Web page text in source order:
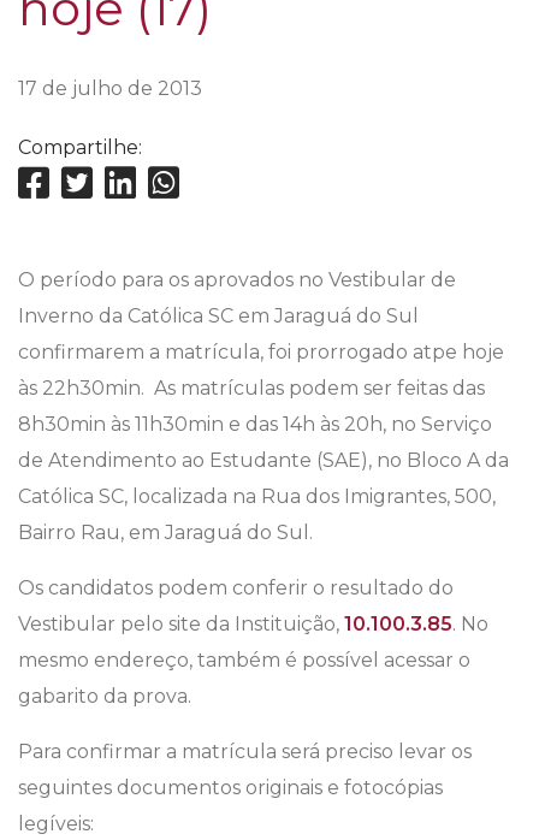
17 de julho de 2013
Compartilhe:
O período para os aprovados no Vestibular de
Inverno da Católica SC em Jaraguá do Sul
confirmarem a matrícula, foi prorrogado atpe hoje
às 22h30min. As matrículas podem ser feitas das
8h30min às 11h30min e das 14h às 20h, no Serviço
de Atendimento ao Estudante (SAE), no Bloco A da
Católica SC, localizada na Rua dos Imigrantes, 500,
Bairro Rau, em Jaraguá do Sul.
Os candidatos podem conferir o resultado do
Vestibular pelo site da Instituição, 10.100.3.85. No
mesmo endereço, também é possível acessar o
gabarito da prova.
Para confirmar a matrícula será preciso levar os
seguintes documentos originais e fotocópias
legíveis: